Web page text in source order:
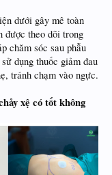
dưới gây mê toàn
được theo dõi trong
chăm sóc sau phẫu
dụng thuốc giảm đau
tránh chạm vào ngực.
xệ có tốt không